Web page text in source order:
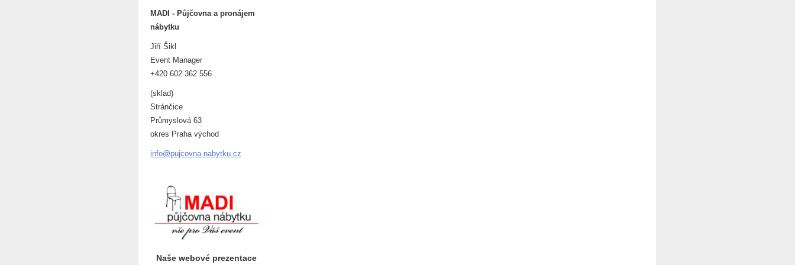
MADI - Půjčovna a pronájem
nábytku
Jiří Šikl
Event Manager
+420 602 362 556
(sklad)
Stránčice
Průmyslová 63
okres Praha východ
info@pujcovna-nabytku.cz
Naše webové prezentace